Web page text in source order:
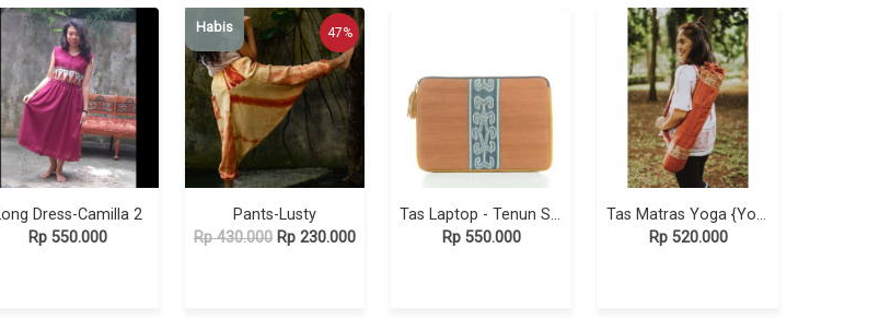
Dress-Camilla 2
Rp 550.000
47%
Habis
Pants-Lusty
Rp 430.000Rp 230.000
Tas Laptop - Tenun Sungai Utik Kalimantan 15" [ 4 Motif Pilihan ]
Rp 550.000
Tas Matras Yoga {Yoga Mat Bag} - Tenun Kalimantan Pewarna Alami - Merah {Dayak Iban} II
Rp 520.000